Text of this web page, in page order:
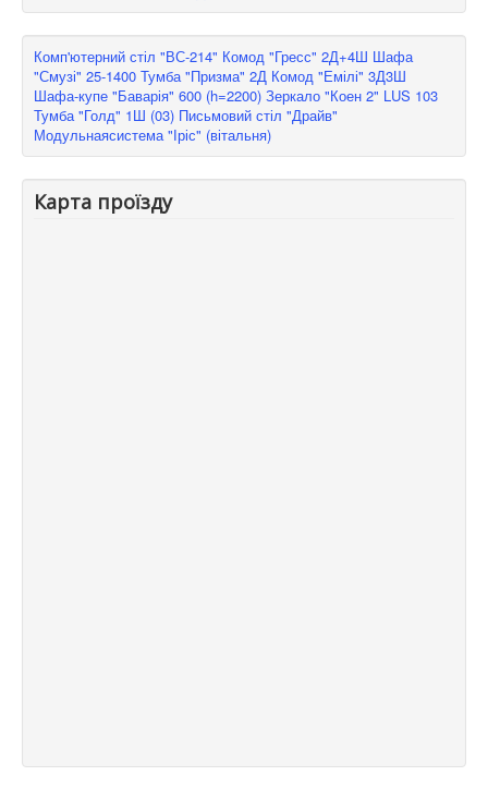
Комп'ютерний стіл "ВС-214" Комод "Гресс" 2Д+4Ш Шафа
"Смузі" 25-1400 Тумба "Призма" 2Д Комод "Емілі" 3Д3Ш
Шафа-купе "Баварія" 600 (h=2200) Зеркало "Коен 2" LUS 103
Тумба "Голд" 1Ш (03) Письмовий стіл "Драйв"
Модульнаясистема "Іріс" (вітальня)
Карта проїзду